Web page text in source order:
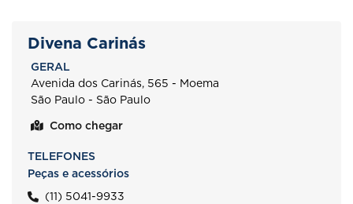
Divena Carinás
GERAL
Avenida dos Carinás, 565 - Moema
São Paulo - São Paulo
Como chegar
TELEFONES
Peças e acessórios
(11) 5041-9933